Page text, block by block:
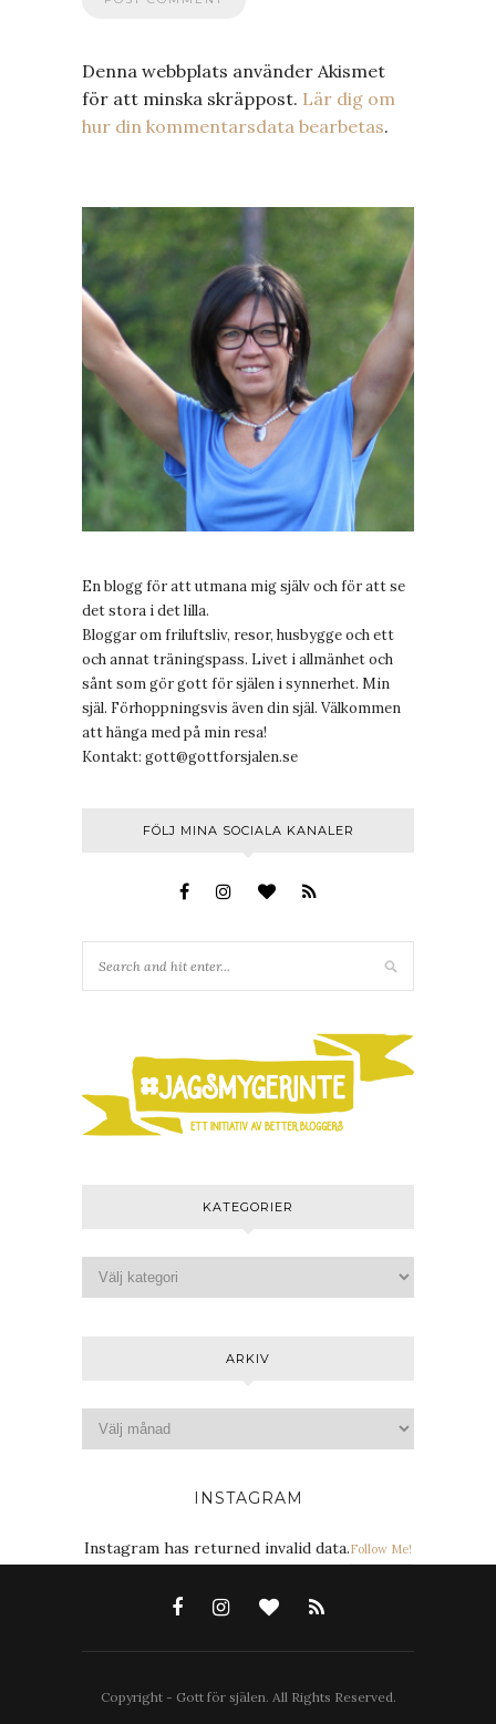
Denna webbplats använder Akismet
för att minska skräppost. Lär dig om
hur din kommentarsdata bearbetas.
En blogg för att utmana mig själv och för att se
det stora i det lilla.
Bloggar om friluftsliv, resor, husbygge och ett
och annat träningspass. Livet i allmänhet och
sånt som gör gott för själen i synnerhet. Min
själ. Förhoppningsvis även din själ. Välkommen
att hänga med på min resa!
Kontakt: gott@gottforsjalen.se
FÖLJ MINA SOCIALA KANALER
KATEGORIER
ARKIV
INSTAGRAM
Instagram has returned invalid data.Follow Me!
Copyright - Gott för själen. All Rights Reserved.